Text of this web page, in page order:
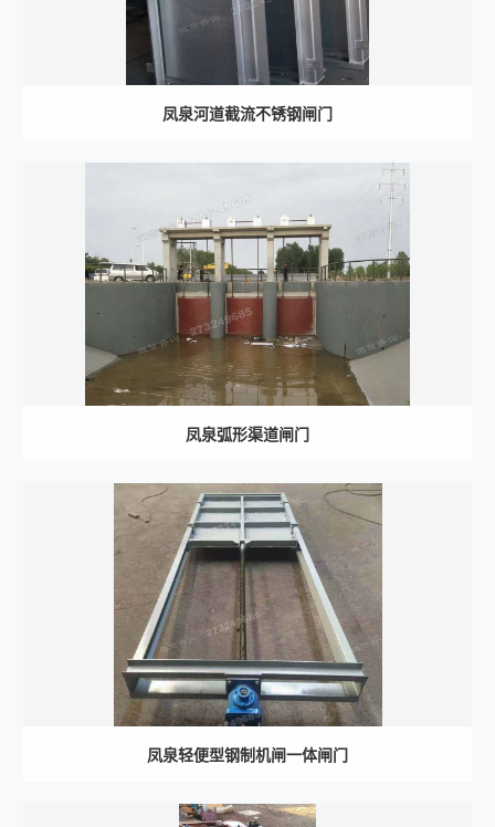
凤泉河道截流不锈钢闸门
凤泉弧形渠道闸门
凤泉轻便型钢制机闸一体闸门